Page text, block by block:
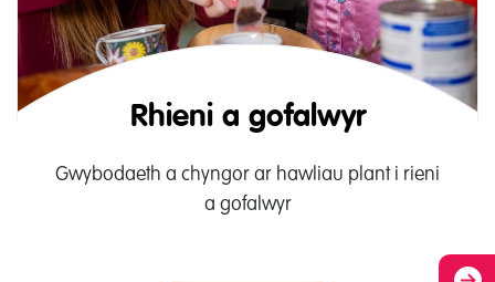
Rhieni a gofalwyr
Gwybodaeth a chyngor ar hawliau plant i rieni
a gofalwyr